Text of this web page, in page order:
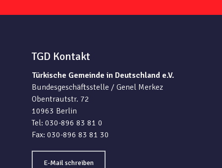
TGD Kontakt
Türkische Gemeinde in Deutschland e.V.
Bundesgeschäftsstelle / Genel Merkez
Obentrautstr. 72
10963 Berlin
Tel: 030-896 83 81 0
Fax: 030-896 83 81 30
E-Mail schreiben